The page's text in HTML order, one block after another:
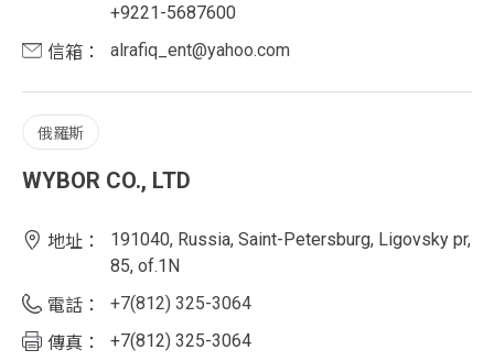
+9221-5687600
信箱：
alrafiq_ent@yahoo.com
俄羅斯
WYBOR CO., LTD
地址：
191040, Russia, Saint-Petersburg, Ligovsky pr,
85, of.1N
電話：
+7(812) 325-3064
傳真：
+7(812) 325-3064